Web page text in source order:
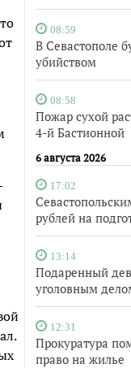
08:59
В Севастополе
убийством
08:58
Пожар сухой
4-й Бастионной
6 августа 2026
17:02
рублей на
13:14
Подаренный
уголовным
12:31
Прокуратура
право на жилье